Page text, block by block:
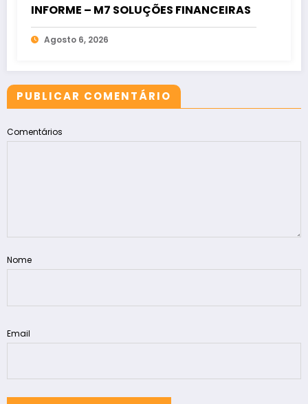
INFORME – M7 SOLUÇÕES FINANCEIRAS
Agosto 6, 2026
PUBLICAR COMENTÁRIO
Comentários
Nome
Email